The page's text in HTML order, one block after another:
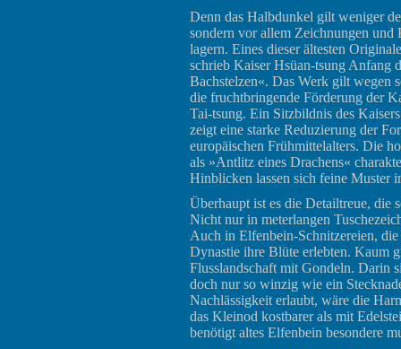
Denn das Halbdunkel gilt weniger
sondern vor allem Zeichnungen
lagern. Eines dieser ältesten
schrieb Kaiser Hsüan-tsung Anfang
Bachstelzen«. Das Werk gilt wegen
die fruchtbringende Förderung der
Tai-tsung. Ein Sitzbildnis des
zeigt eine starke Reduzierung der
europäischen Frühmittelalters. Die
als »Antlitz eines Drachens«
Hinblicken lassen sich feine Muster
Überhaupt ist es die Detailtreue, die
Nicht nur in meterlangen
Auch in Elfenbein-Schnitzereien,
Dynastie ihre Blüte erlebten. Kaum
Flusslandschaft mit Gondeln. Darin
doch nur so winzig wie ein
Nachlässigkeit erlaubt, wäre die
das Kleinod kostbarer als mit
benötigt altes Elfenbein besondere